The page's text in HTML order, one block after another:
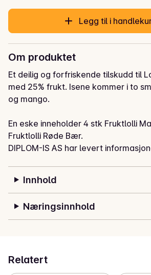
Legg til i
Om produktet
Et deilig og forfriskende tilskudd til
med 25% frukt. Isene kommer i to
og mango.
En eske inneholder 4 stk Fruktlolli
Fruktlolli Røde Bær.
DIPLOM-IS AS har levert
Innhold
Næringsinnhold
Relatert